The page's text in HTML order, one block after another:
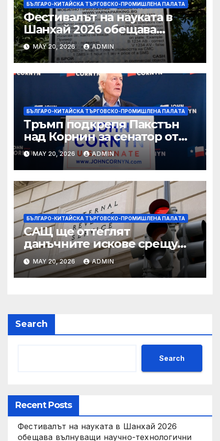
БЪЛГАРО-КИТАЙСКА ТЪРГОВСКО-ПРОМИШЛЕНА ПАЛAТА
Фестивалът на науката в
Шанхай 2026 обещава
вълнуващи научно-
технологични иновации
MAY 20, 2026 ADMIN
БЪЛГАРО-КИТАЙСКА ТЪРГОВСКО-ПРОМИШЛЕНА ПАЛAТА
Тръмп подкрепя Пакстън
над Корнин за сенатор от
Тексас в шокираща
подкрепа
MAY 20, 2026 ADMIN
БЪЛГАРО-КИТАЙСКА ТЪРГОВСКО-ПРОМИШЛЕНА ПАЛAТА
САЩ ще оттеглят
данъчните искове срещу
Тръмп „завинаги“ в
сделката за съдебно дело с
IRS
MAY 20, 2026 ADMIN
Search
Search
Recent Posts
Фестивалът на науката в Шанхай 2026
обещава вълнуващи научно-технологични